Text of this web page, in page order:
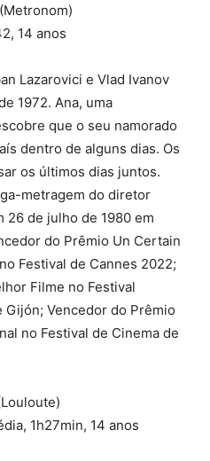
(Metronom)
14 anos
Lazarovici e Vlad Ivanov
1972. Ana, uma
que o seu namorado
dentro de alguns dias. Os
os últimos dias juntos.
metragem do diretor
26 de julho de 1980 em
do Prêmio Un Certain
Festival de Cannes 2022;
Filme no Festival
Vencedor do Prêmio
no Festival de Cinema de
1h27min, 14 anos